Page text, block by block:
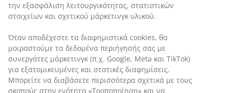
Χαρακτηριστικά προϊόντος
Αξιολογήσεις
( 0)
την εξασφάλιση λειτουργικότητας, στατιστικών
στοιχείων και σχετικού μάρκετινγκ υλικού.
Όταν αποδέχεστε τα διαφημιστικά cookies, θα
μοιραστούμε τα δεδομένα περιήγησής σας με
συνεργάτες μάρκετινγκ (π.χ. Google, Meta και TikTok)
για εξατομικευμένες και στατικές διαφημίσεις.
Μπορείτε να διαβάσετε περισσότερα σχετικά με τους
σκοπούς στην ενότητα «Τροποποίηση» και να